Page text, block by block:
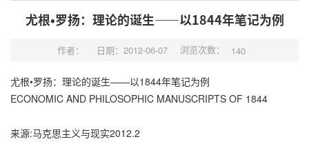
尤根•罗扬：理论的诞生——以1844年笔记为例
作者： 日期：2012-06-07 浏览次数： 140
尤根•罗扬：理论的诞生——以1844年笔记为例
ECONOMIC AND PHILOSOPHIC MANUSCRIPTS OF 1844
来源:马克思主义与现实2012.2